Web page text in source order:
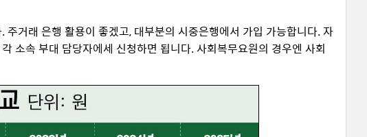
거래 은행 활용이 좋겠고, 대부분의 시중은행에서 가입 가능합니다. 자
소속 부대 담당자에세 신청하면 됩니다. 사회복무요원의 경우엔 사회